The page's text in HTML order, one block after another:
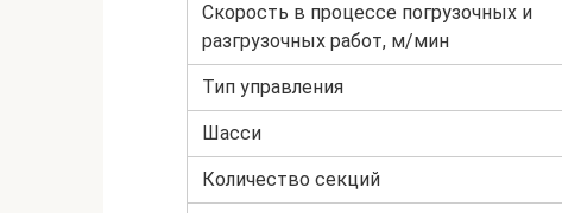
Скорость в процессе погрузочных и
разгрузочных работ, м/мин
Тип управления
Шасси
Количество секций